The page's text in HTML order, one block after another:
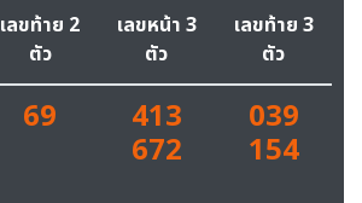
เลขท้าย 2
ตัว
เลขหน้า 3
ตัว
เลขท้าย 3
ตัว
69 413
672
039
154